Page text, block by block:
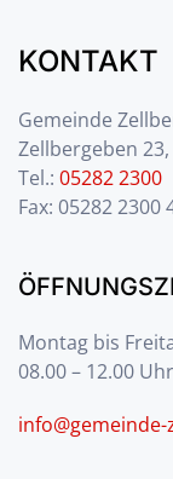
KONTAKT
Gemeinde
Zellbergeben
Tel.: 05282 2300
Fax: 05282 2300
Montag bis
08.00 – 12.00 Uhr